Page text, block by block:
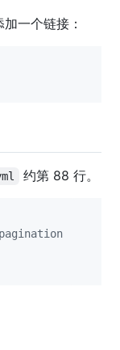
加一个链接：
约第 88 行。